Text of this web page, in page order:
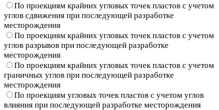
По проекциям крайних угловых точек пластов с учетом
углов сдвижения при последующей разработке
месторождения
По проекциям крайних угловых точек пластов с учетом
углов разрывов при последующей разработке
месторождения
По проекциям крайних угловых точек пластов с учетом
граничных углов при последующей разработке
месторождения
По проекциям угловых точек пластов с учетом углов
влияния при последующей разработке месторождения